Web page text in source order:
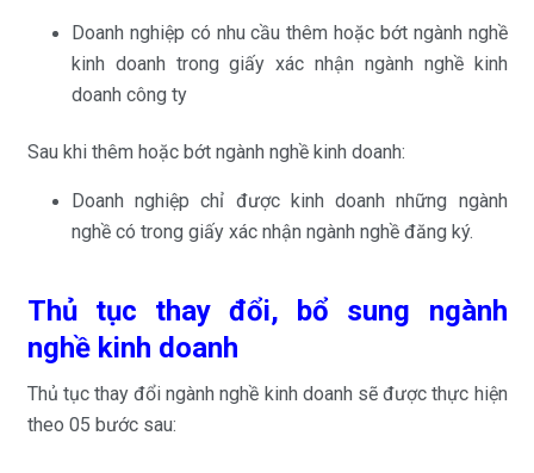
Doanh nghiệp có nhu cầu thêm hoặc bớt ngành nghề
kinh doanh trong giấy xác nhận ngành nghề kinh
doanh công ty
Sau khi thêm hoặc bớt ngành nghề kinh doanh:
Doanh nghiệp chỉ được kinh doanh những ngành
nghề có trong giấy xác nhận ngành nghề đăng ký.
Thủ tục thay đổi, bổ sung ngành
nghề kinh doanh
Thủ tục thay đổi ngành nghề kinh doanh sẽ được thực hiện
theo 05 bước sau: